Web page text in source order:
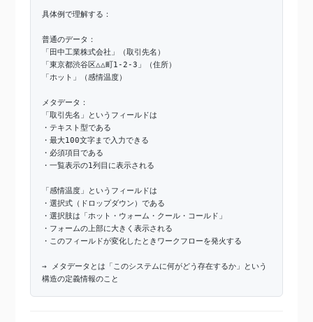
具体例で理解する：
普通のデータ：
「田中工業株式会社」（取引先名）
「東京都渋谷区△△町1-2-3」（住所）
「ホット」（感情温度）
メタデータ：
「取引先名」というフィールドは
・テキスト型である
・最大100文字まで入力できる
・必須項目である
・一覧表示の1列目に表示される
「感情温度」というフィールドは
・選択式（ドロップダウン）である
・選択肢は「ホット・ウォーム・クール・コールド」
・フォームの上部に大きく表示される
・このフィールドが変化したときワークフローを発火する
→ メタデータとは「このシステムに何がどう存在するか」という
構造の定義情報のこと